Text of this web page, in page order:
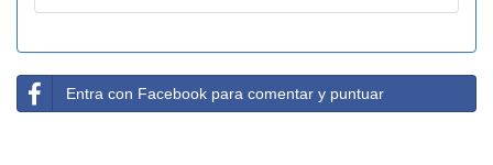
Entra con Facebook para comentar y puntuar